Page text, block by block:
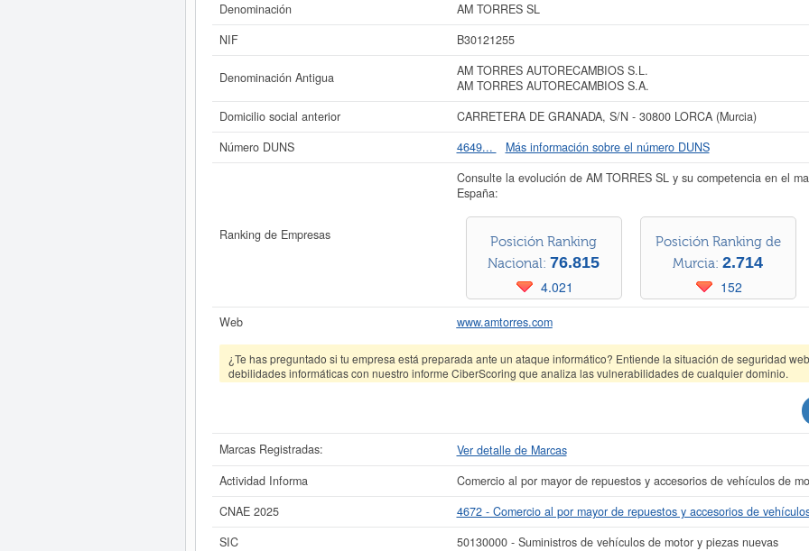
Si está interesado en conocer más datos de la empresa AM TORRES SL puede
consultar los resultados de sus años de actividad, así como los balances y cuentas de
AM TORRES SL tiene el distintivo TOP 100.000 EMPRESAS. Este distintivo se otorga a las principales
facturación.
La última actualización del informe de empresa se ha realizado el 03/08/2026.
Denominación
AM TORRES SL
NIF
B30121255
Denominación Antigua
AM TORRES AUTORECAMBIOS S.L.
AM TORRES AUTORECAMBIOS S.A.
Domicilio social anterior
CARRETERA DE GRANADA, S/N - 30800 LORCA (Murcia)
Número DUNS
4649... Más información sobre el número DUNS
Ranking de Empresas
Consulte la evolución de AM TORRES SL y su competencia en el
España:
Posición Ranking
Nacional: 76.815
4.021
Posición Ranking de
Murcia: 2.714
152
Web www.amtorres.com
¿Te has preguntado si tu empresa está preparada ante un ataque informático? Entiende la situación de seguridad
debilidades informáticas con nuestro informe CiberScoring que analiza las vulnerabilidades de cualquier dominio.
Marcas Registradas:
Ver detalle de Marcas
Actividad Informa
Comercio al por mayor de repuestos y accesorios de vehículos de
CNAE 2025
4672 - Comercio al por mayor de repuestos y accesorios de
SIC
50130000 - Suministros de vehículos de motor y piezas nuevas